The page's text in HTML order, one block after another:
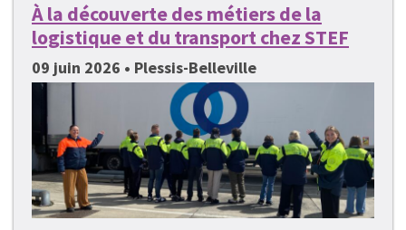
À la découverte des métiers de la
logistique et du transport chez STEF
09 juin 2026 • Plessis-Belleville